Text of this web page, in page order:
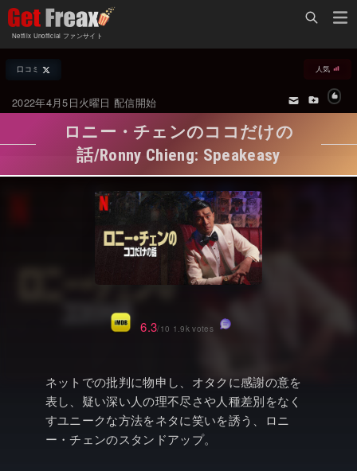
Netflix Unofficial ファンサイト
Netflix新着作品
オールジャンル
海外ドラマ・シリーズ
国内TV番組・ドラマ
国内映画
アジアTV番組・ドラマ
アジア映画
ドキュメンタリー
Netflixオリジナル作品
配信終了予定の作品
海外ドラマ・ラインナップ
Netflix 全作品ラインナップ
Netflix配信作品カスタム検索
トレンド
VOD 総合作品情報
Watchlistへ
Netflix Video
口コミ 人気
2022年4月5日火曜日 配信開始
ロニー・チェンのココだけの
話/Ronny Chieng: Speakeasy
ネットでの批判に物申し、オタクに感謝の意を
表し、疑い深い人の理不尽さや人種差別をなく
すユニークな方法をネタに笑いを誘う、ロニ
ー・チェンのスタンドアップ。
6.3/10 1.9k votes